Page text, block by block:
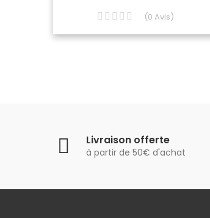
(0 Avis)
Livraison offerte
à partir de 50€ d'achat